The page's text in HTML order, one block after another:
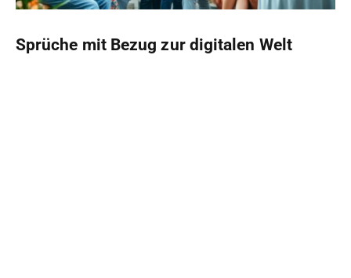
Sprüche mit Bezug zur digitalen Welt